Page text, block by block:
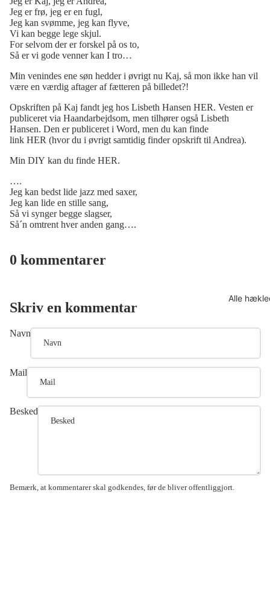
Alle
Jeg er frø, jeg er en fugl,
Jeg kan svømme, jeg kan flyve,
Vi kan begge lege skjul.
For selvom der er forskel på os to,
Så er vi gode venner kan I tro…
Min venindes ene søn hedder i øvrigt nu Kaj, så mon ikke han vil
være en værdig aftager af fætteren på billedet?!
Opskriften på Kaj fandt jeg hos Lisbeth Hansen HER. Vesten er
publiceret via Haandarbejdsom, men tilhører også Lisbeth
Hansen. Den er publiceret i Word, men du kan finde
link HER (hvor du i øvrigt samtidig finder opskrift til Andrea).
Min DIY kan du finde HER.
….
Jeg kan bedst lide jazz med saxer,
Jeg kan lide en stille sang,
Så vi synger begge slagser,
Så´n omtrent hver anden gang….
0 kommentarer
Skriv en kommentar
Navn
Mail
Besked
Bemærk, at kommentarer skal godkendes, før de bliver offentliggjort.